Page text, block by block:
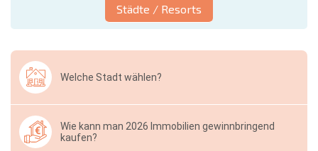
Städte / Resorts
Welche Stadt wählen?
Wie kann man 2026 Immobilien gewinnbringend
kaufen?